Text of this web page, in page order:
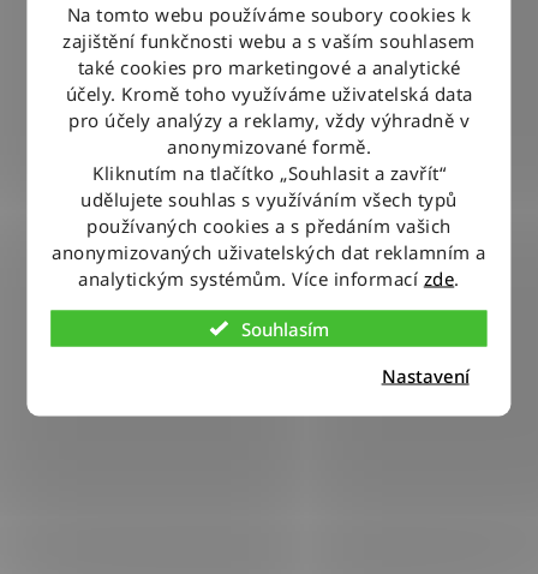
Na tomto webu používáme soubory cookies k
zajištění funkčnosti webu a s vaším souhlasem
také cookies pro marketingové a analytické
účely. Kromě toho využíváme uživatelská data
pro účely analýzy a reklamy, vždy výhradně v
anonymizované formě.
Kliknutím na tlačítko „Souhlasit a zavřít“
udělujete souhlas s využíváním všech typů
používaných cookies a s předáním vašich
anonymizovaných uživatelských dat reklamním a
analytickým systémům. Více informací zde.
Souhlasím
Nastavení